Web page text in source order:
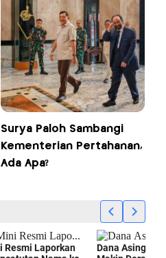
Surya Paloh Sambangi
Kementerian Pertahanan,
Ada Apa?